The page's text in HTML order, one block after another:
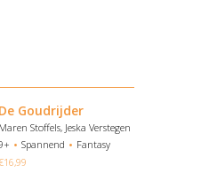
De Goudrijder
Maren Stoffels, Jeska Verstegen
Spannend
Fantasy
16,99